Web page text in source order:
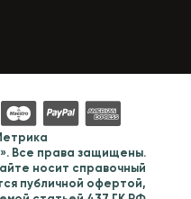
Все права защищены.
носит справочный
публичной офертой,